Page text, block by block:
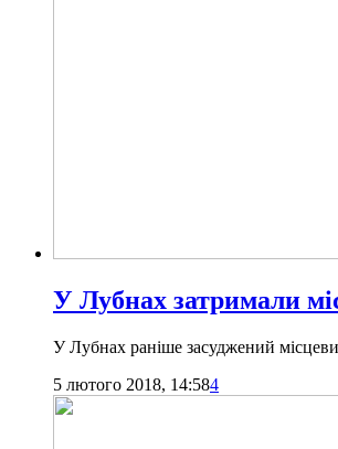
У Лубнах затримали
У Лубнах раніше засуджений
5 лютого 2018, 14:584